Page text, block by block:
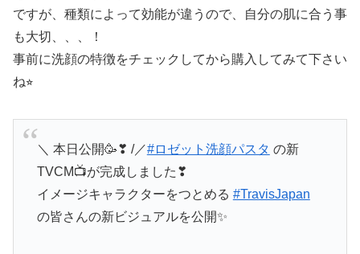
ですが、種類によって効能が違うので、自分の肌に合う事
も大切、、、！
事前に洗顔の特徴をチェックしてから購入してみて下さい
ね⭐︎
＼ 本日公開🥳❣ /／#ロゼット洗顔パスタ の新
TVCM📺が完成しました❣
イメージキャラクターをつとめる #TravisJapan
の皆さんの新ビジュアルを公開✨